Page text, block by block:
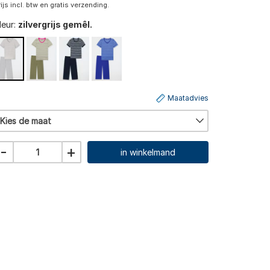
incl. btw en gratis verzending.
zilvergrijs gemêl.
Kies de maat
Maatadvies
- + in winkelmand